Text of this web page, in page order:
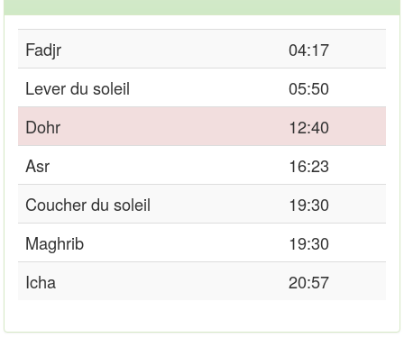
Fadjr
04:17
Lever du soleil
05:50
Dohr
12:40
Asr
16:23
Coucher du soleil
19:30
Maghrib
19:30
Icha
20:57